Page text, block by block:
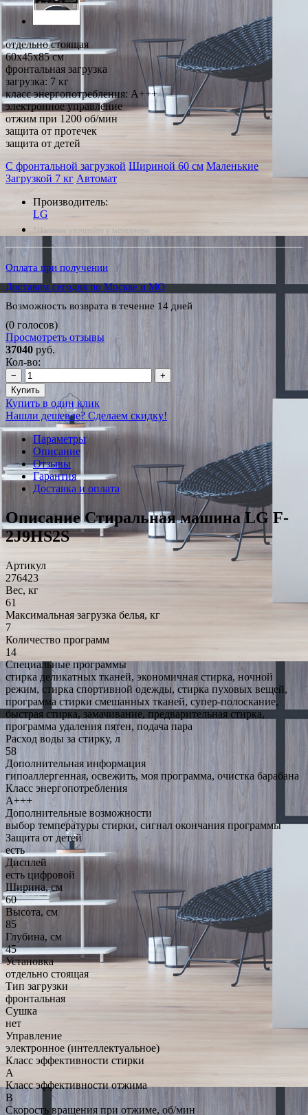
отдельно стоящая
60x45x85 см
фронтальная загрузка
загрузка: 7 кг
класс энергопотребления: A+++
электронное управление
отжим при 1200 об/мин
защита от протечек
защита от детей
С фронтальной загрузкой Шириной 60 см Маленькие
Загрузкой 7 кг Автомат
Производитель:
LG
*Наличие уточняйте у менеджера
Оплата при получении
Доставим сегодня по Москве и МО
Возможность возврата в течение 14 дней
(0 голосов)
Просмотреть отзывы
37040 руб.
Кол-во:
−
+
Купить
Купить в один клик
Нашли дешевле? Сделаем скидку!
Параметры
Описание
Отзывы
Гарантия
Доставка и оплата
Описание Стиральная машина LG F-
2J9HS2S
Артикул
276423
Вес, кг
61
Максимальная загрузка белья, кг
7
Количество программ
14
Специальные программы
стирка деликатных тканей, экономичная стирка, ночной
режим, стирка спортивной одежды, стирка пуховых вещей,
программа стирки смешанных тканей, супер-полоскание,
быстрая стирка, замачивание, предварительная стирка,
программа удаления пятен, подача пара
Расход воды за стирку, л
58
Дополнительная информация
гипоаллергенная, освежить, моя программа, очистка барабана
Класс энергопотребления
A+++
Дополнительные возможности
выбор температуры стирки, сигнал окончания программы
Защита от детей
есть
Дисплей
есть цифровой
Ширина, см
60
Высота, см
85
Глубина, см
45
Установка
отдельно стоящая
Тип загрузки
фронтальная
Сушка
нет
Управление
электронное (интеллектуальное)
Класс эффективности стирки
A
Класс эффективности отжима
B
Скорость вращения при отжиме, об/мин